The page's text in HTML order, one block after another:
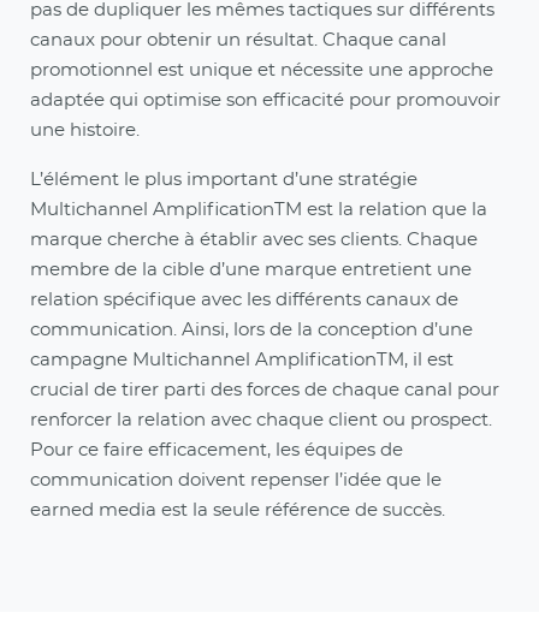
pas de dupliquer les mêmes tactiques sur différents
canaux pour obtenir un résultat. Chaque canal
promotionnel est unique et nécessite une approche
adaptée qui optimise son efficacité pour promouvoir
une histoire.
L’élément le plus important d’une stratégie
Multichannel AmplificationTM est la relation que la
marque cherche à établir avec ses clients. Chaque
membre de la cible d’une marque entretient une
relation spécifique avec les différents canaux de
communication. Ainsi, lors de la conception d’une
campagne Multichannel AmplificationTM, il est
crucial de tirer parti des forces de chaque canal pour
renforcer la relation avec chaque client ou prospect.
Pour ce faire efficacement, les équipes de
communication doivent repenser l’idée que le
earned media est la seule référence de succès.